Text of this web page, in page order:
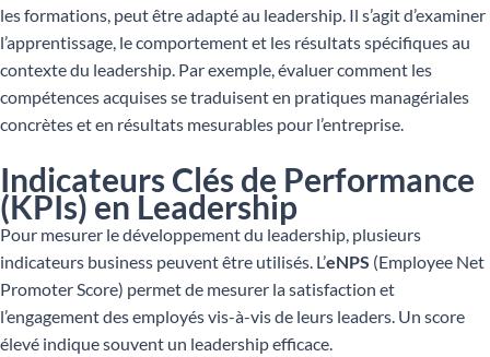
les formations, peut être adapté au leadership. Il s’agit d’examiner
l’apprentissage, le comportement et les résultats spécifiques au
contexte du leadership. Par exemple, évaluer comment les
compétences acquises se traduisent en pratiques managériales
concrètes et en résultats mesurables pour l’entreprise.
Indicateurs Clés de Performance
(KPIs) en Leadership
Pour mesurer le développement du leadership, plusieurs
indicateurs business peuvent être utilisés. L’eNPS (Employee Net
Promoter Score) permet de mesurer la satisfaction et
l’engagement des employés vis-à-vis de leurs leaders. Un score
élevé indique souvent un leadership efficace.